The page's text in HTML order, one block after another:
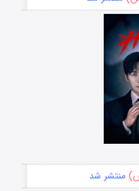
منتشر شد